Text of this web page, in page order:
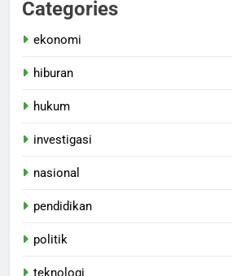
Categories
ekonomi
hiburan
hukum
investigasi
nasional
pendidikan
politik
teknologi